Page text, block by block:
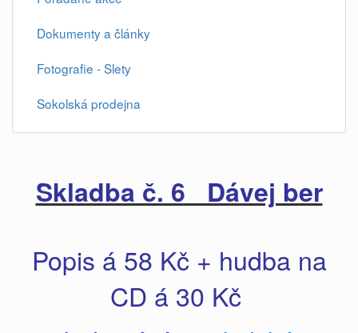
Dokumenty a články
Fotografie - Slety
Sokolská prodejna
Skladba č. 6 Dávej ber
Popis á 58 Kč + hudba na
CD á 30 Kč